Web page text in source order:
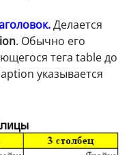
Делается
. Обычно его
тега table до
указывается